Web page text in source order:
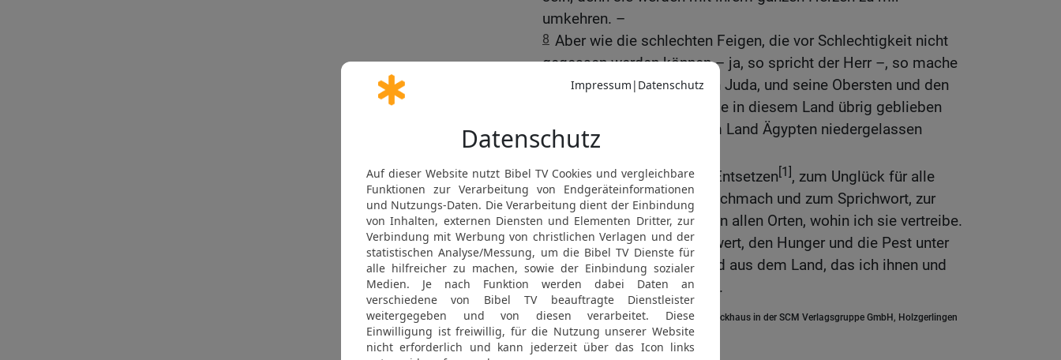
umkehren. –
8 Aber wie die schlechten Feigen, die vor Schlechtigkeit nicht
gegessen werden können – ja, so spricht der Herr –, so mache
ich Zedekia, den König von Juda, und seine Obersten und den
Rest von Jerusalem, die, die in diesem Land übrig geblieben
sind, sowie die, die sich im Land Ägypten niedergelassen
haben.
9 Und ich mache sie zum Entsetzen[1], zum Unglück für alle
Königreiche der Erde, zur Schmach und zum Sprichwort, zur
Spottrede und zum Fluch an allen Orten, wohin ich sie vertreibe.
10 Und ich sende das Schwert, den Hunger und die Pest unter
sie, bis sie ausgerottet sind aus dem Land, das ich ihnen und
ihren Vätern gegeben habe.
Elberfelder Bibel 2006, © 2006 SCM R.Brockhaus in der SCM Verlagsgruppe GmbH, Holzgerlingen